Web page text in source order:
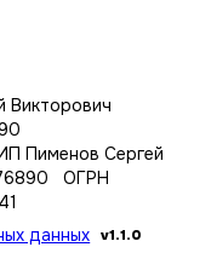
Пименов Сергей
ОГРН
данных v1.1.0